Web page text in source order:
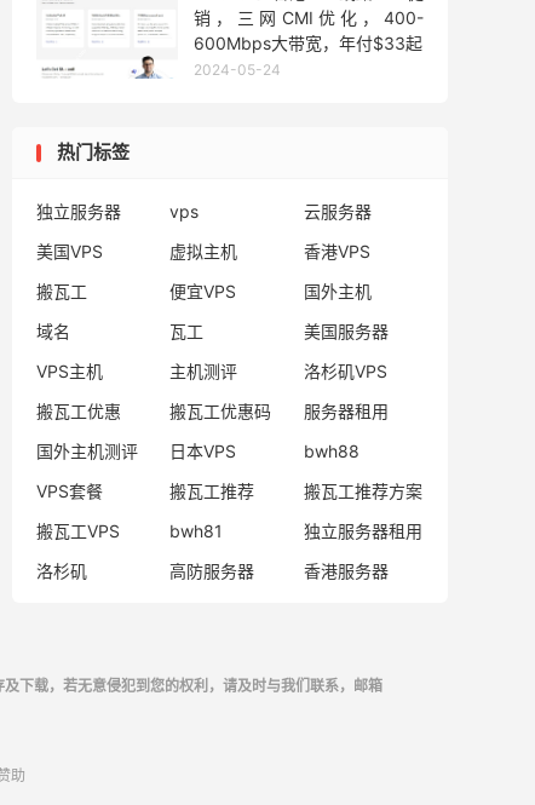
销，三网CMI优化，400-
600Mbps大带宽，年付$33起
2024-05-24
热门标签
独立服务器 vps
云服务器
美国VPS
虚拟主机
香港VPS
搬瓦工
便宜VPS
国外主机
域名
瓦工
美国服务器
VPS主机
主机测评
洛杉矶VPS
搬瓦工优惠
搬瓦工优惠码
服务器租用
国外主机测评
日本VPS
bwh88
VPS套餐
搬瓦工推荐
搬瓦工推荐方案
搬瓦工VPS
bwh81
独立服务器租用
洛杉矶
高防服务器 香港服务器
下载，若无意侵犯到您的权利，请及时与我们联系，邮箱
助